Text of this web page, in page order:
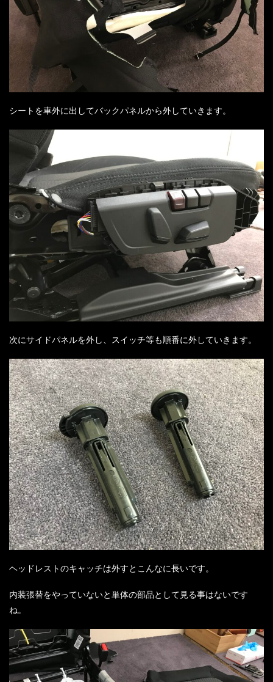
シートを車外に出してバックパネルから外していきます。
次にサイドパネルを外し、スイッチ等も順番に外していきます。
ヘッドレストのキャッチは外すとこんなに長いです。
内装張替をやっていないと単体の部品として見る事はないです
ね。